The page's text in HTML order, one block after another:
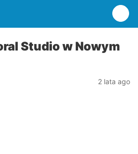
Studio w Nowym
2 lata ago